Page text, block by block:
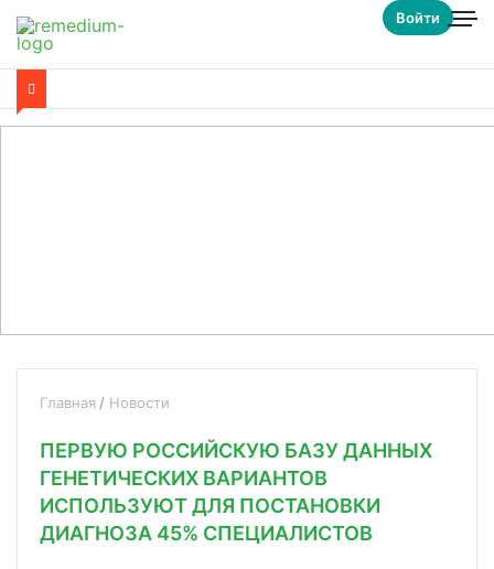
Войти
Главная Новости
ПЕРВУЮ РОССИЙСКУЮ БАЗУ ДАННЫХ
ГЕНЕТИЧЕСКИХ ВАРИАНТОВ
ИСПОЛЬЗУЮТ ДЛЯ ПОСТАНОВКИ
ДИАГНОЗА 45% СПЕЦИАЛИСТОВ